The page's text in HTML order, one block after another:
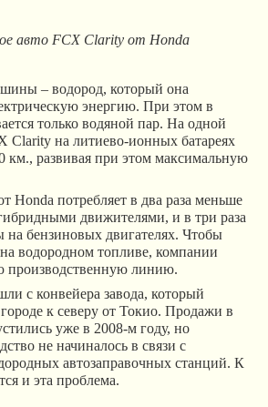
авто FCX Clarity от Honda
– водород, который она
энергию. При этом в
только водяной пар. На одной
Clarity на литиево-ионных батареях
км., развивая при этом максимальную
Honda потребляет в два раза меньше
движителями, и в три раза
бензиновых двигателях. Чтобы
водородном топливе, компании
производственную линию.
с конвейера завода, который
к северу от Токио. Продажи в
уже в 2008-м году, но
не начиналось в связи с
автозаправочных станций. К
и эта проблема.